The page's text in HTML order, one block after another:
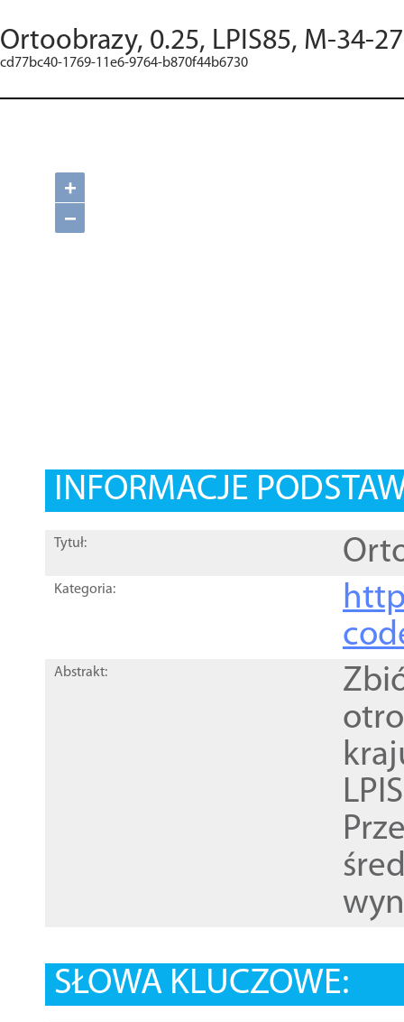
Ortoobrazy, 0.25, LPIS85, M-34-
cd77bc40-1769-11e6-9764-b870f44b6730
+
−
INFORMACJE
Tytuł:
Kategoria:
Abstrakt:
SŁOWA KLUCZOWE: